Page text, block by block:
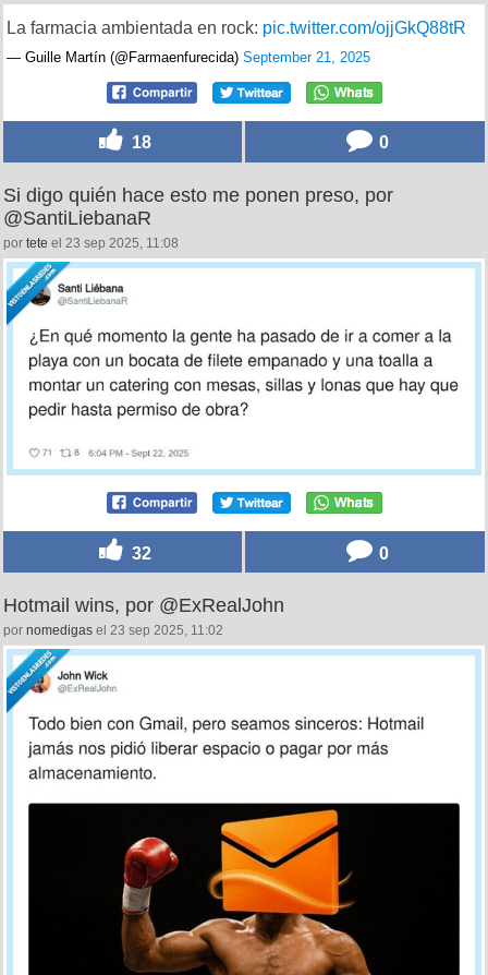
La farmacia ambientada en rock: pic.twitter.com/ojjGkQ88tR
— Guille Martín (@Farmaenfurecida) September 21, 2025
18 0
Si digo quién hace esto me ponen preso, por
@SantiLiebanaR
por tete el 23 sep 2025, 11:08
32 0
Hotmail wins, por @ExRealJohn
por nomedigas el 23 sep 2025, 11:02